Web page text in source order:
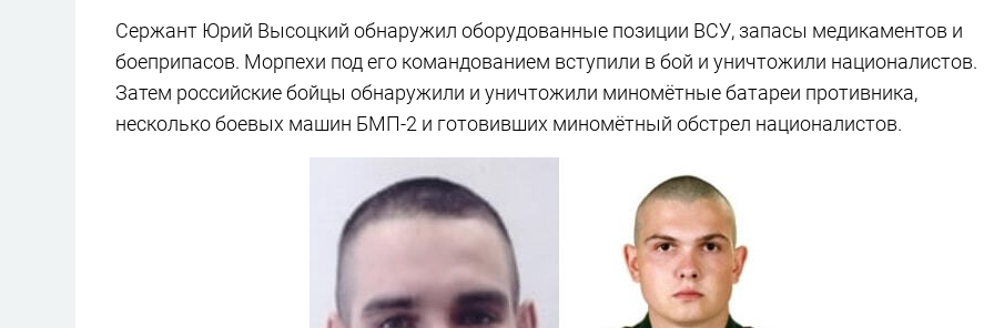
Сержант Юрий Высоцкий обнаружил оборудованные позиции ВСУ, запасы медикаментов и
боеприпасов. Морпехи под его командованием вступили в бой и уничтожили националистов.
Затем российские бойцы обнаружили и уничтожили миномётные батареи противника,
несколько боевых машин БМП-2 и готовивших миномётный обстрел националистов.